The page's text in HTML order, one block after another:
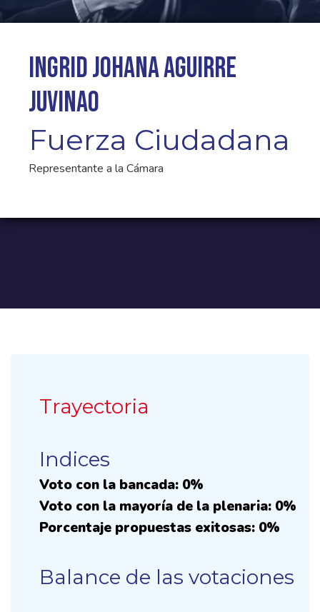
Ingrid Johana Aguirre
Juvinao
Fuerza Ciudadana
Representante a la Cámara
Trayectoria
Indices
Voto con la bancada: 0%
Voto con la mayoría de la plenaria: 0%
Porcentaje propuestas exitosas: 0%
Balance de las votaciones